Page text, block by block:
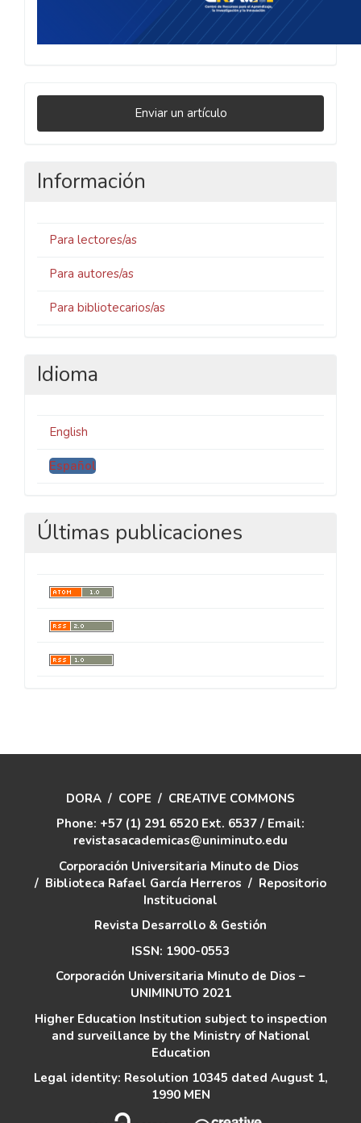
Enviar
un
Enviar un artículo
Información
Para lectores/as
Para autores/as
Para bibliotecarios/as
Idioma
English
Español
Últimas publicaciones
DORA / COPE / CREATIVE COMMONS
Phone: +57 (1) 291 6520 Ext. 6537 / Email:
revistasacademicas@uniminuto.edu
Corporación Universitaria Minuto de Dios
/ Biblioteca Rafael García Herreros / Repositorio
Institucional
Revista Desarrollo & Gestión
ISSN: 1900-0553
Corporación Universitaria Minuto de Dios –
UNIMINUTO 2021
Higher Education Institution subject to inspection
and surveillance by the Ministry of National
Education
Legal identity: Resolution 10345 dated August 1,
1990 MEN